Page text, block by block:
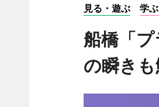
見る・遊ぶ 学
船橋「
の瞬き